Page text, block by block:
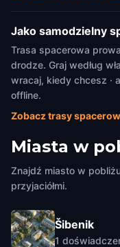
Jako samodzielny
Trasa spacerowa
drodze. Graj według
wracaj, kiedy chcesz ·
offline.
Zobacz trasy
Miasta w
Znajdź miasto w
przyjaciółmi.
Šibenik
1